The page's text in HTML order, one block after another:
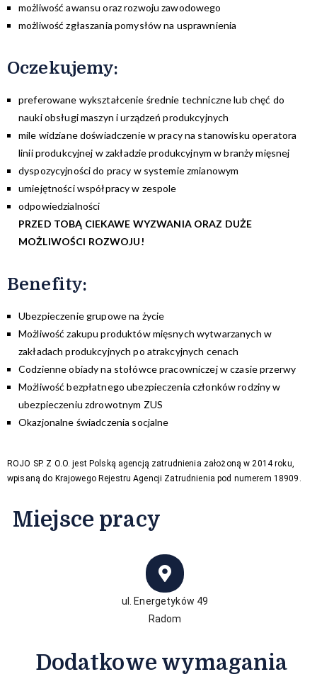
możliwość awansu oraz rozwoju zawodowego
możliwość zgłaszania pomysłów na usprawnienia
Oczekujemy:
preferowane wykształcenie średnie techniczne lub chęć do
nauki obsługi maszyn i urządzeń produkcyjnych
mile widziane doświadczenie w pracy na stanowisku operatora
linii produkcyjnej w zakładzie produkcyjnym w branży mięsnej
dyspozycyjności do pracy w systemie zmianowym
umiejętności współpracy w zespole
odpowiedzialności
PRZED TOBĄ CIEKAWE WYZWANIA ORAZ DUŻE
MOŻLIWOŚCI ROZWOJU!
Benefity:
Ubezpieczenie grupowe na życie
Możliwość zakupu produktów mięsnych wytwarzanych w
zakładach produkcyjnych po atrakcyjnych cenach
Codzienne obiady na stołówce pracowniczej w czasie przerwy
Możliwość bezpłatnego ubezpieczenia członków rodziny w
ubezpieczeniu zdrowotnym ZUS
Okazjonalne świadczenia socjalne
ROJO SP. Z O.O. jest Polską agencją zatrudnienia założoną w 2014 roku,
wpisaną do Krajowego Rejestru Agencji Zatrudnienia pod numerem 18909.
Miejsce pracy
ul. Energetyków 49
Radom
Dodatkowe wymagania